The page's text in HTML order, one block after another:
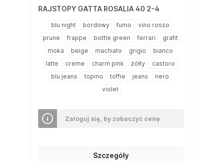
RAJSTOPY GATTA ROSALIA 40 2-4
blu night bordowy fumo
vino rosso
prune
frappe bottle green ferrari
grafit
moka
beige machiato grigio
bianco
latte
creme charm pink żółty
castoro
blu jeans
topino toffie jeans
nero
violet
Zaloguj się, by zobaczyć cenę
Szczegóły